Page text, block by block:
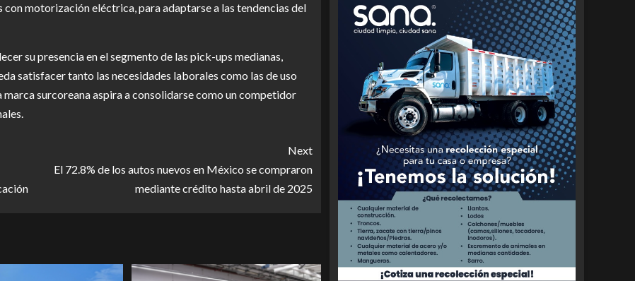
motorización eléctrica, para adaptarse a las tendencias del
su presencia en el segmento de las pick-ups medianas,
satisfacer tanto las necesidades laborales como las de uso
surcoreana aspira a consolidarse como un competidor
Next
El 72.8% de los autos nuevos en México se compraron
mediante crédito hasta abril de 2025